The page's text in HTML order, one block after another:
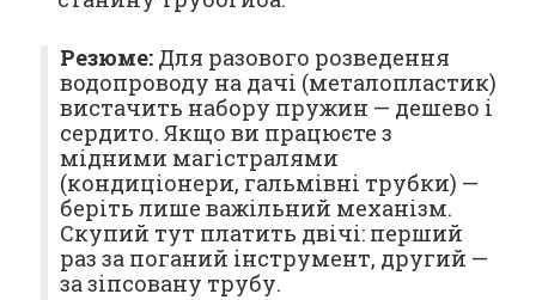
Резюме: Для разового розведення
водопроводу на дачі (металопластик)
вистачить набору пружин — дешево і
сердито. Якщо ви працюєте з
мідними магістралями
(кондиціонери, гальмівні трубки) —
беріть лише важільний механізм.
Скупий тут платить двічі: перший
раз за поганий інструмент, другий —
за зіпсовану трубу.